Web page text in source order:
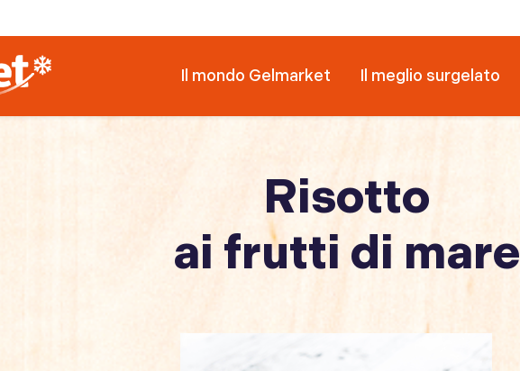
Il mondo Gelmarket Il meglio surgelato
Risotto
ai frutti di mare